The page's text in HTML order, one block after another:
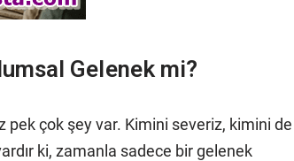
Gelenek mi?
pek çok şey var. Kimini severiz, kimini de
ki, zamanla sadece bir gelenek